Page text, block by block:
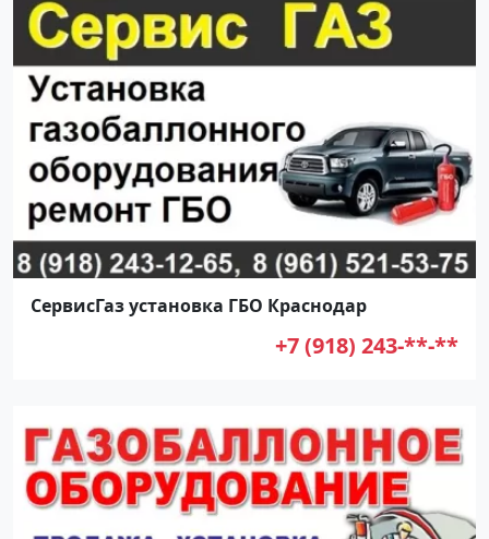
СервисГаз установка ГБО Краснодар
+7 (918) 243-**-**